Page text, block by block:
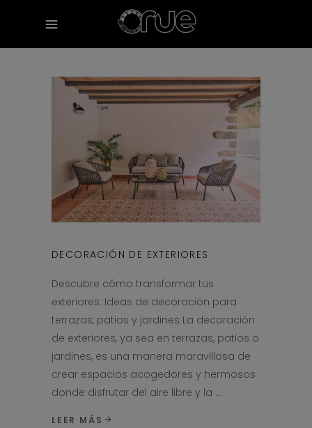
DECORACIÓN DE EXTERIORES
Descubre cómo transformar tus
exteriores: Ideas de decoración para
terrazas, patios y jardines La decoración
de exteriores, ya sea en terrazas, patios o
jardines, es una manera maravillosa de
crear espacios acogedores y hermosos
donde disfrutar del aire libre y la
LEER MÁS